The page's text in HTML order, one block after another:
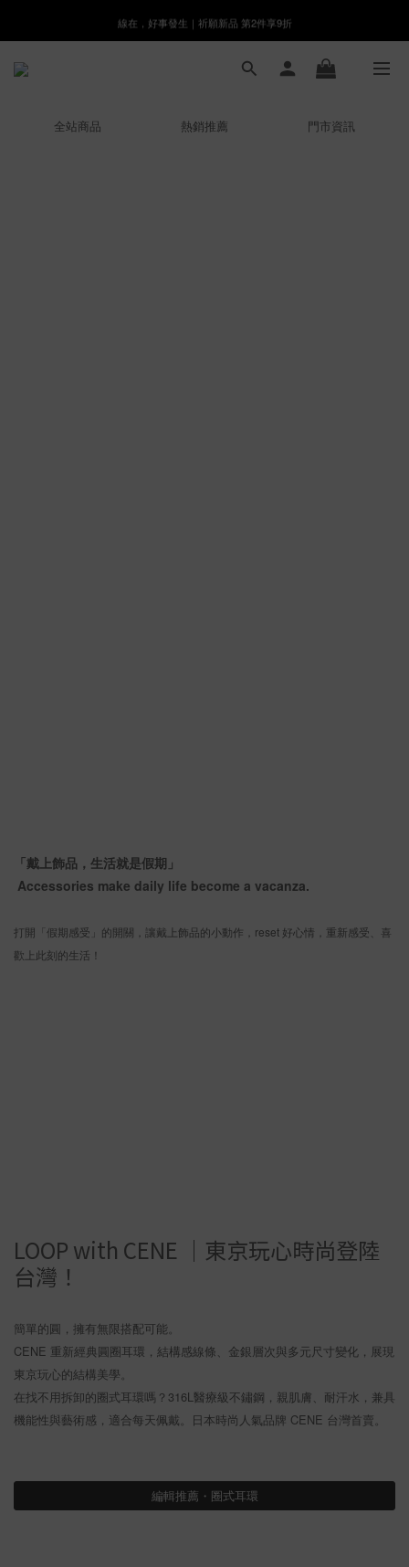
8月月初限定｜指定分類滿件88折！
線在，好事發生｜祈願新品 第2件享9折
🌸新會員限定🌸註冊送$100購物金
全站商品 熱銷推薦 門市資訊
「戴上飾品，生活就是假期」
Accessories make daily life become a vacanza.
打開「假期感受」的開關，讓戴上飾品的小動作，reset 好心情，重新感受、喜
歡上此刻的生活！
LOOP with CENE ｜東京玩心時尚登陸
台灣！
簡單的圓，擁有無限搭配可能。
CENE 重新經典圓圈耳環，結構感線條、金銀層次與多元尺寸變化，展現
東京玩心的結構美學。
在找不用拆卸的圈式耳環嗎？316L醫療級不鏽鋼，親肌膚、耐汗水，兼具
機能性與藝術感，適合每天佩戴。日本時尚人氣品牌 CENE 台灣首賣。
編輯推薦・圈式耳環